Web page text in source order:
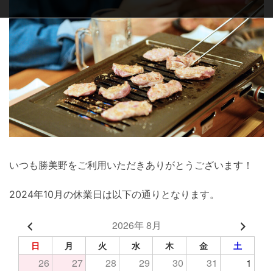
いつも勝美野をご利用いただきありがとうございます！
2024年10月の休業日は以下の通りとなります。
2026年 8月
日 月 火 水 木 金 土
26 27 28 29 30 31 1